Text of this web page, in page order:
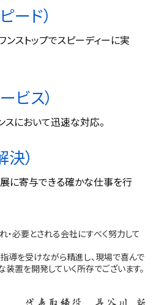
ード）
ストップでスピーディーに実
ビス）
スにおいて迅速な対応。
）
に寄与できる確かな仕事を行
・必要とされる会社にすべく努力して
導を受けながら精進し、現場で喜んで
置を開発していく所存でございます。